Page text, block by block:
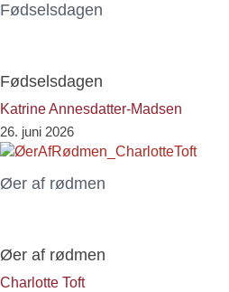
Fødselsdagen
Fødselsdagen
Katrine Annesdatter-Madsen
26. juni 2026
Øer af rødmen
Øer af rødmen
Charlotte Toft